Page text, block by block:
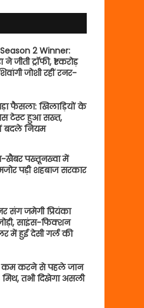
2 Winner:
जीती ट्रॉफी, ₹1 करोड़
जोशी रहीं रनर-
फैसला: खिलाड़ियों के
टेस्ट हुआ सख्त,
बदले नियम
खैबर पख्तूनख्वा में
पड़ी शहबाज सरकार
संग जमेगी प्रियंका
साइंस-फिक्शन
में हुई देसी गर्ल की
कम करने से पहले जान
तभी दिखेगा असली